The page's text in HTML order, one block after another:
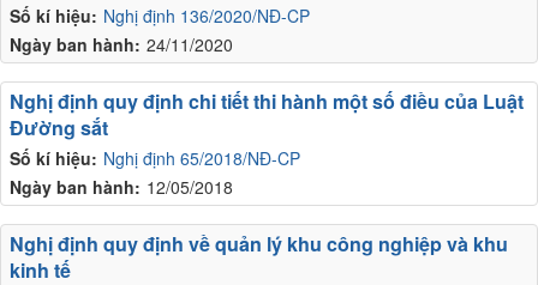
Số kí hiệu: Nghị định 136/2020/NĐ-CP
Ngày ban hành: 24/11/2020
Số kí hiệu: Nghị định 65/2018/NĐ-CP
Ngày ban hành: 12/05/2018
Nghị định quy định chi tiết thi hành một số điều của Luật
Đường sắt
Nghị định quy định về quản lý khu công nghiệp và khu
kinh tế